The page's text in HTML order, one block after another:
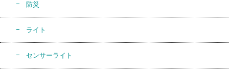
防災
ライト
センサーライト